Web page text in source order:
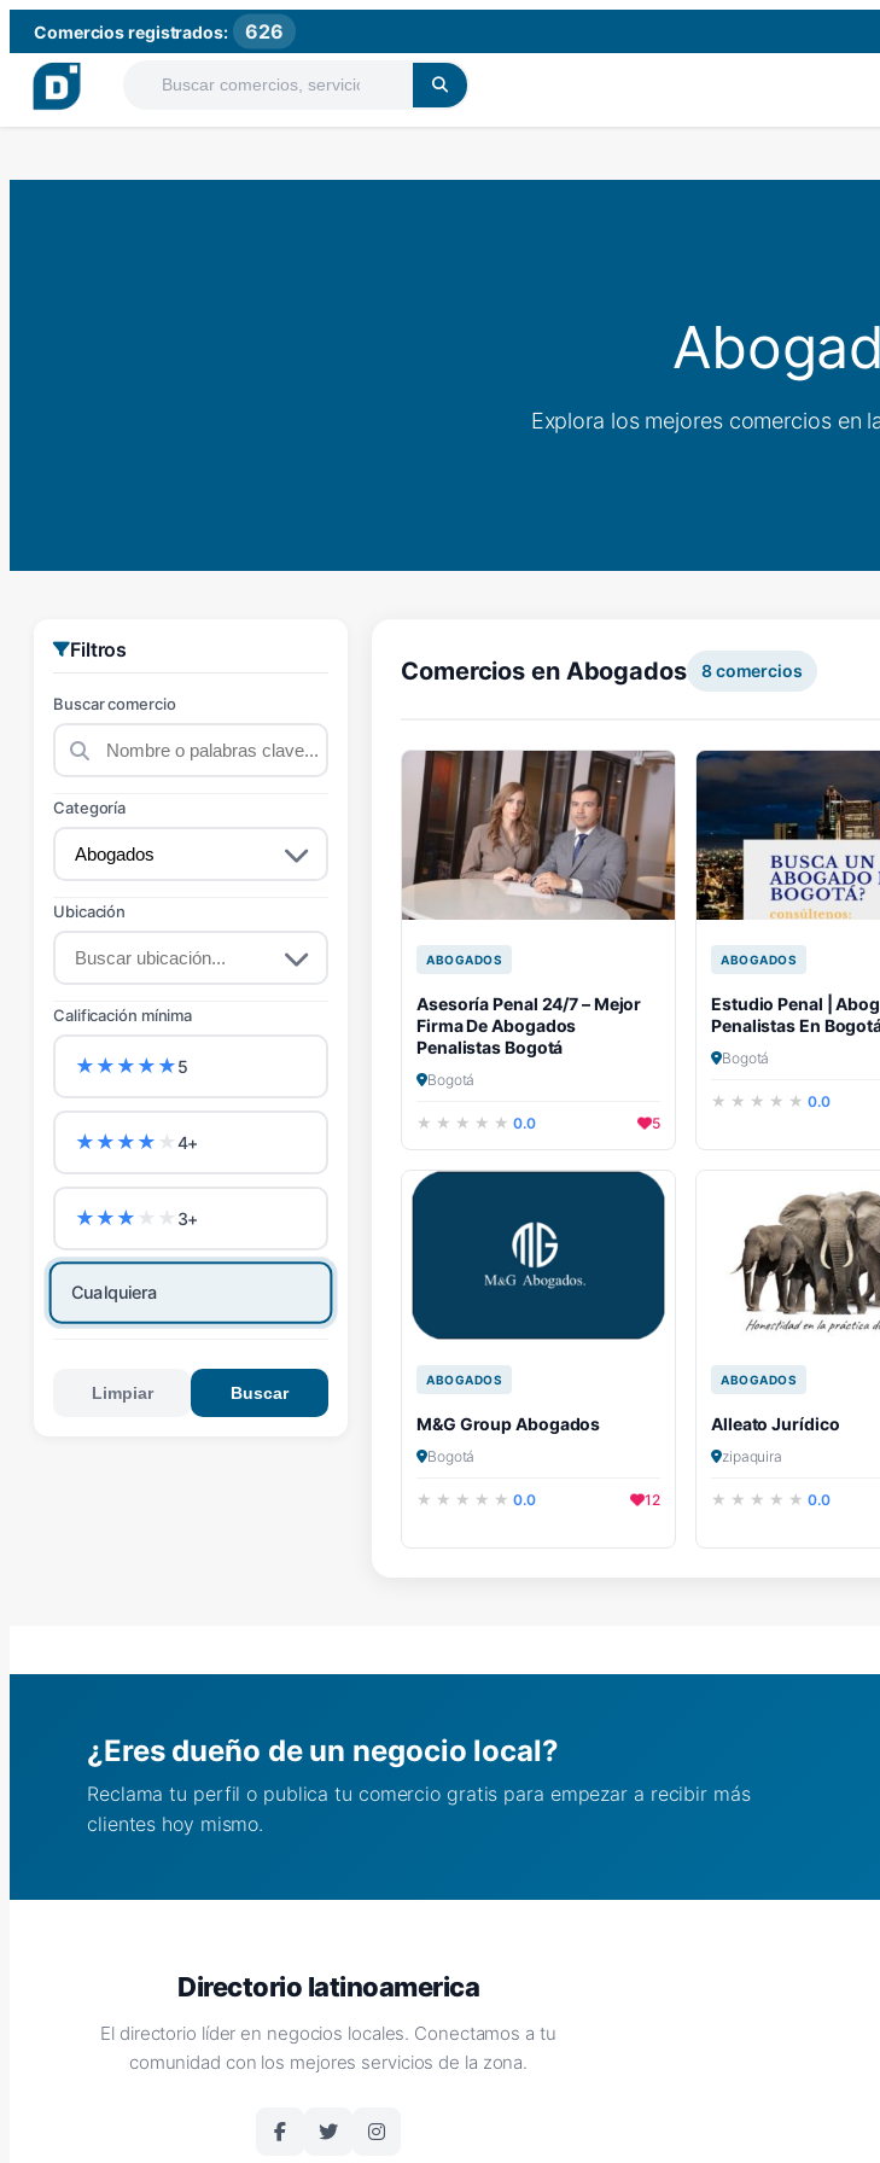
Comercios registrados: 626
Explora los mejores comercios en
Filtros
Buscar comercio
Categoría
Ubicación
Calificación mínima
★ ★ ★ ★ ★5
★ ★ ★ ★ ★4+
★ ★ ★ ★ ★ 3+
Cualquiera
Limpiar Buscar
Comercios en Abogados 8comercios
ABOGADOS
Asesoría Penal 24/7 – Mejor
Firma De Abogados
Penalistas Bogotá
Bogotá
0.0 5
ABOGADOS
Estudio Penal |
Penalistas En
Bogotá
0.0
ABOGADOS
M&G Group Abogados
Bogotá
0.0 12
ABOGADOS
Alleato Jurídico
zipaquira
0.0
¿Eres dueño de un negocio local?
Reclama tu perfil o publica tu comercio gratis para empezar a recibir más
clientes hoy mismo.
Directorio latinoamerica
El directorio líder en negocios locales. Conectamos a tu
comunidad con los mejores servicios de la zona.